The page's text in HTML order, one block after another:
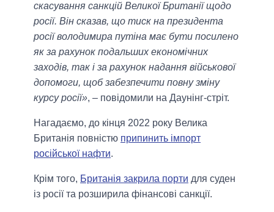
скасування санкцій Великої Британії щодо
росії. Він сказав, що тиск на президента
росії володимира путіна має бути посилено
як за рахунок подальших економічних
заходів, так і за рахунок надання військової
допомоги, щоб забезпечити повну зміну
курсу росії», – повідомили на Даунінг-стріт.
Нагадаємо, до кінця 2022 року Велика
Британія повністю припинить імпорт
російської нафти.
Крім того, Британія закрила порти для суден
із росії та розширила фінансові санкції.